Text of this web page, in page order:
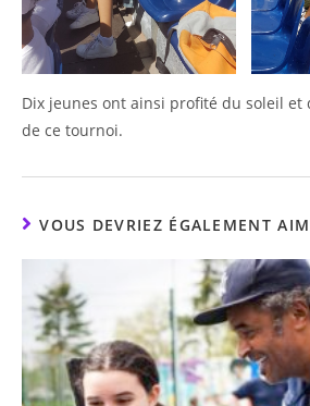
Dix jeunes ont ainsi profité du soleil et
de ce tournoi.
VOUS DEVRIEZ ÉGALEMENT